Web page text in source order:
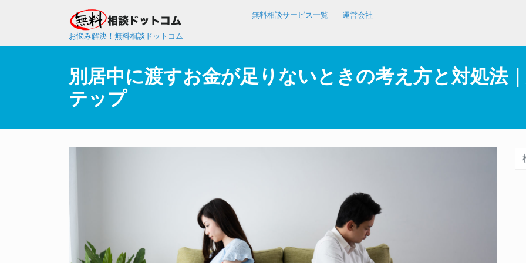
お悩み解決！無料相談ドットコム
無料相談サービス一覧 運営会社
別居中に渡すお金が足りないときの考え方と対処法
テップ